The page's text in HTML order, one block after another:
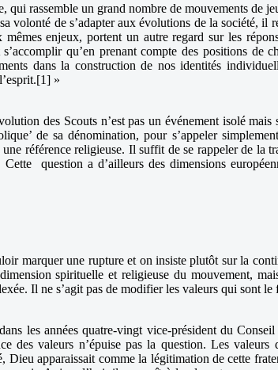
qui rassemble un grand nombre de mouvements de
volonté de s’adapter aux évolutions de la société,
mêmes enjeux, portent un autre regard sur les
qu’en prenant compte des positions
dans la construction de nos identités
»
des Scouts n’est pas un événement isolé
de sa dénomination, pour s’appeler
référence religieuse. Il suffit de se rappeler de la
question a d’ailleurs des dimensions
marquer une rupture et on insiste plutôt sur la
spirituelle et religieuse du mouvement,
Il ne s’agit pas de modifier les valeurs qui sont
les années quatre-vingt vice-président du
des valeurs n’épuise pas la question. Les
Dieu apparaissait comme la légitimation de cette